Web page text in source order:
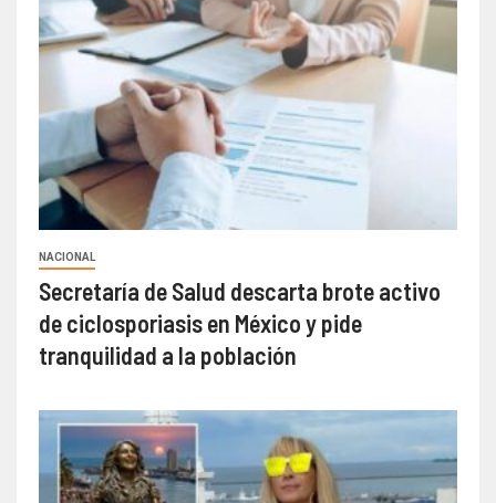
NACIONAL
Secretaría de Salud descarta brote activo
de ciclosporiasis en México y pide
tranquilidad a la población